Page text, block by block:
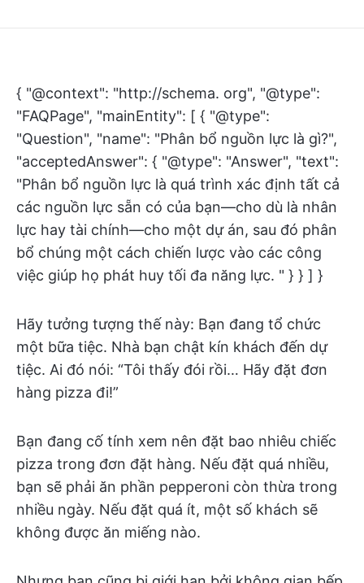
{ "@context": "http://schema. org", "@type":
"FAQPage", "mainEntity": [ { "@type":
"Question", "name": "Phân bổ nguồn lực là gì?",
"acceptedAnswer": { "@type": "Answer", "text":
"Phân bổ nguồn lực là quá trình xác định tất cả
các nguồn lực sẵn có của bạn—cho dù là nhân
lực hay tài chính—cho một dự án, sau đó phân
bổ chúng một cách chiến lược vào các công
việc giúp họ phát huy tối đa năng lực. " } } ] }
Hãy tưởng tượng thế này: Bạn đang tổ chức
một bữa tiệc. Nhà bạn chật kín khách đến dự
tiệc. Ai đó nói: “Tôi thấy đói rồi… Hãy đặt đơn
hàng pizza đi!”
Bạn đang cố tính xem nên đặt bao nhiêu chiếc
pizza trong đơn đặt hàng. Nếu đặt quá nhiều,
bạn sẽ phải ăn phần pepperoni còn thừa trong
nhiều ngày. Nếu đặt quá ít, một số khách sẽ
không được ăn miếng nào.